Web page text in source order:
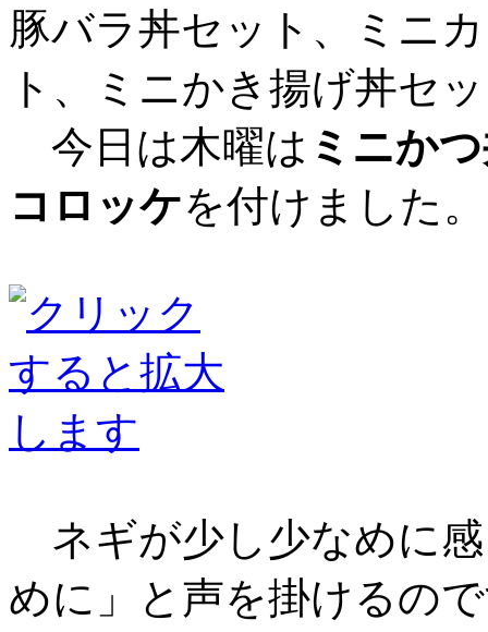
豚バラ丼セット、ミニ
ト、ミニかき揚げ丼セ
今日は木曜は ミニか
コロッケを付けました。
ネギが少し少なめに
めに」と声を掛けるの